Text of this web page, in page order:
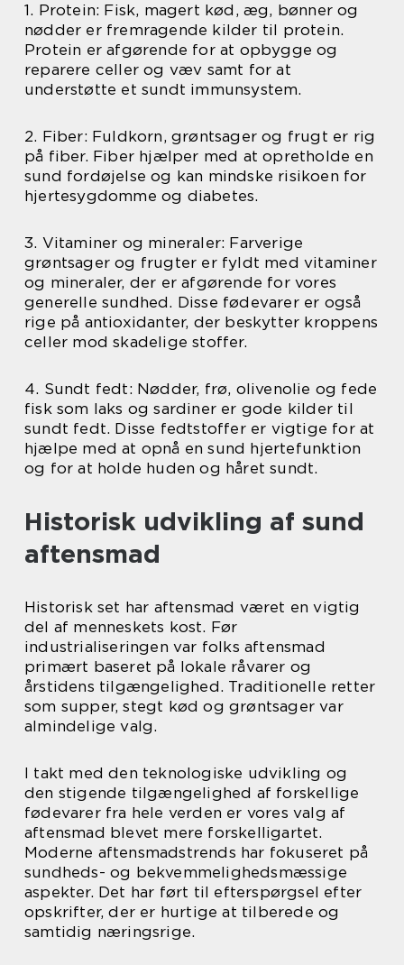
1. Protein: Fisk, magert kød, æg, bønner og
nødder er fremragende kilder til protein.
Protein er afgørende for at opbygge og
reparere celler og væv samt for at
understøtte et sundt immunsystem.
2. Fiber: Fuldkorn, grøntsager og frugt er rig
på fiber. Fiber hjælper med at opretholde en
sund fordøjelse og kan mindske risikoen for
hjertesygdomme og diabetes.
3. Vitaminer og mineraler: Farverige
grøntsager og frugter er fyldt med vitaminer
og mineraler, der er afgørende for vores
generelle sundhed. Disse fødevarer er også
rige på antioxidanter, der beskytter kroppens
celler mod skadelige stoffer.
4. Sundt fedt: Nødder, frø, olivenolie og fede
fisk som laks og sardiner er gode kilder til
sundt fedt. Disse fedtstoffer er vigtige for at
hjælpe med at opnå en sund hjertefunktion
og for at holde huden og håret sundt.
Historisk udvikling af sund
aftensmad
Historisk set har aftensmad været en vigtig
del af menneskets kost. Før
industrialiseringen var folks aftensmad
primært baseret på lokale råvarer og
årstidens tilgængelighed. Traditionelle retter
som supper, stegt kød og grøntsager var
almindelige valg.
I takt med den teknologiske udvikling og
den stigende tilgængelighed af forskellige
fødevarer fra hele verden er vores valg af
aftensmad blevet mere forskelligartet.
Moderne aftensmadstrends har fokuseret på
sundheds- og bekvemmelighedsmæssige
aspekter. Det har ført til efterspørgsel efter
opskrifter, der er hurtige at tilberede og
samtidig næringsrige.